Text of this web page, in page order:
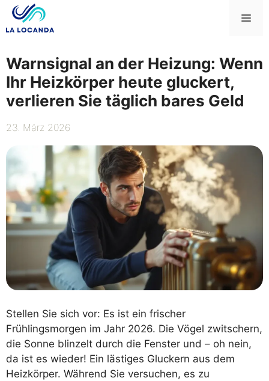
Zum
Inhalt
Warnsignal an der Heizung: Wenn
Ihr Heizkörper heute gluckert,
verlieren Sie täglich bares Geld
23. März 2026
Stellen Sie sich vor: Es ist ein frischer
Frühlingsmorgen im Jahr 2026. Die Vögel zwitschern,
die Sonne blinzelt durch die Fenster und – oh nein,
da ist es wieder! Ein lästiges Gluckern aus dem
Heizkörper. Während Sie versuchen, es zu